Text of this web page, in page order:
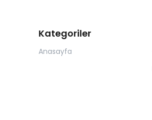
Kategoriler
Anasayfa